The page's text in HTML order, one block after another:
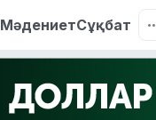
МәдениетСұқбат